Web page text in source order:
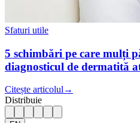
Sfaturi utile
5 schimbări pe care mulți
diagnosticul de dermatită
Citește articolul →
Distribuie